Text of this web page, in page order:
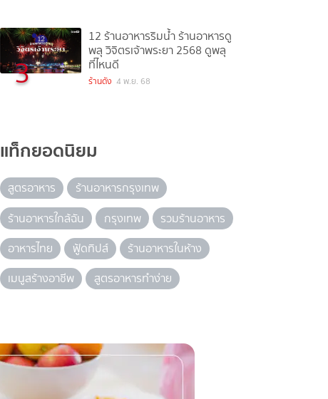
3
12 ร้านอาหารริมน้ำ ร้านอาหารดู
พลุ วิจิตรเจ้าพระยา 2568 ดูพลุ
ที่ไหนดี
ร้านดัง 4 พ.ย. 68
แท็กยอดนิยม
สูตรอาหาร
ร้านอาหารกรุงเทพ
ร้านอาหารใกล้ฉัน
กรุงเทพ
รวมร้านอาหาร
อาหารไทย
ฟู้ดทิปส์
ร้านอาหารในห้าง
เมนูสร้างอาชีพ
สูตรอาหารทำง่าย